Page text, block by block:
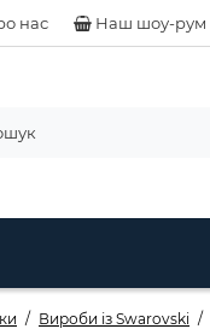
нас Наш шоу-рум
Вироби із Swarovski